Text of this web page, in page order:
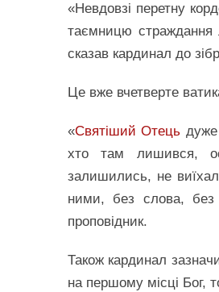
«Невдовзі перетну
таємницю
сказав кардинал до
Це вже вчетверте
«Святіший Отець
хто там лишився,
залишились, не
ними, без слова, без
проповідник.
Також кардинал
на першому місці Бог,